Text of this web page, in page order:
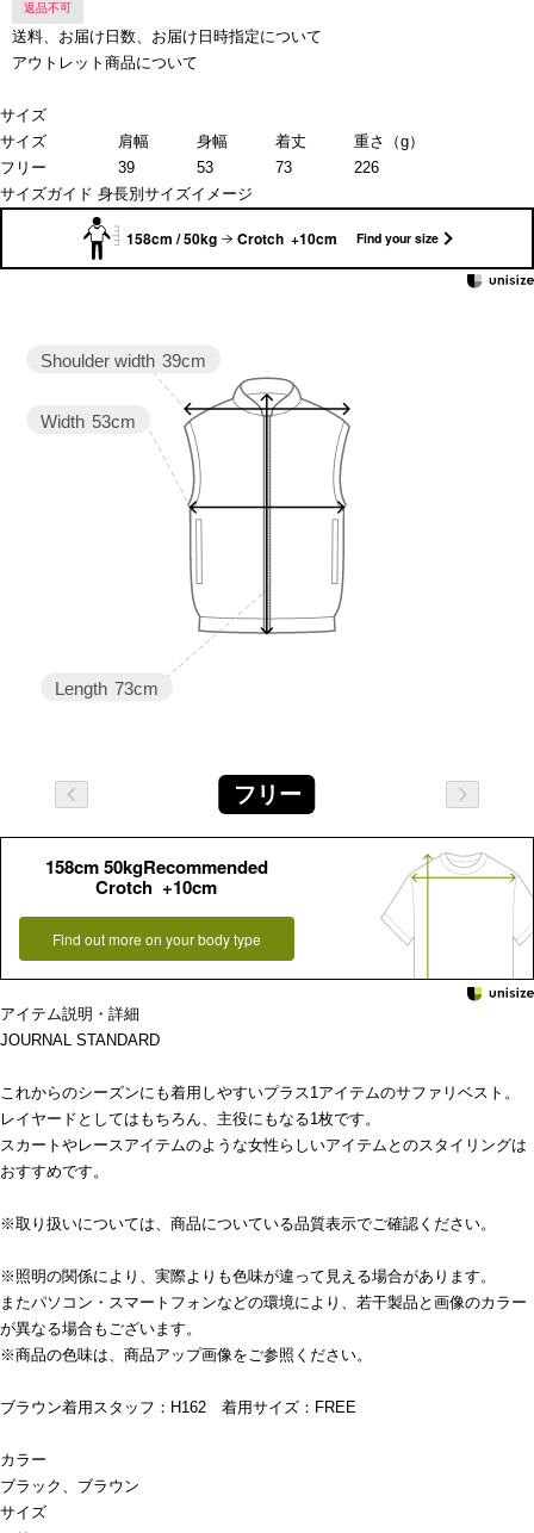
返品不可
送料、お届け日数、お届け日時指定について
アウトレット商品について
サイズ
サイズ
肩幅 身幅 着丈
重さ（g）
フリー
39 53 73
226
サイズガイド 身長別サイズイメージ
158cm / 50kg Crotch +10cm Find your size
Length 73cm
Width 53cm
Shoulder width 39cm
フリー
158cm 50kgRecommended
Crotch +10cm
Find out more on your body type
アイテム説明・詳細
JOURNAL STANDARD
これからのシーズンにも着用しやすいプラス1アイテムのサファリベスト。
レイヤードとしてはもちろん、主役にもなる1枚です。
スカートやレースアイテムのような女性らしいアイテムとのスタイリングは
おすすめです。
※取り扱いについては、商品についている品質表示でご確認ください。
※照明の関係により、実際よりも色味が違って見える場合があります。
またパソコン・スマートフォンなどの環境により、若干製品と画像のカラー
が異なる場合もございます。
※商品の色味は、商品アップ画像をご参照ください。
ブラウン着用スタッフ：H162 着用サイズ：FREE
カラー
ブラック、ブラウン
サイズ